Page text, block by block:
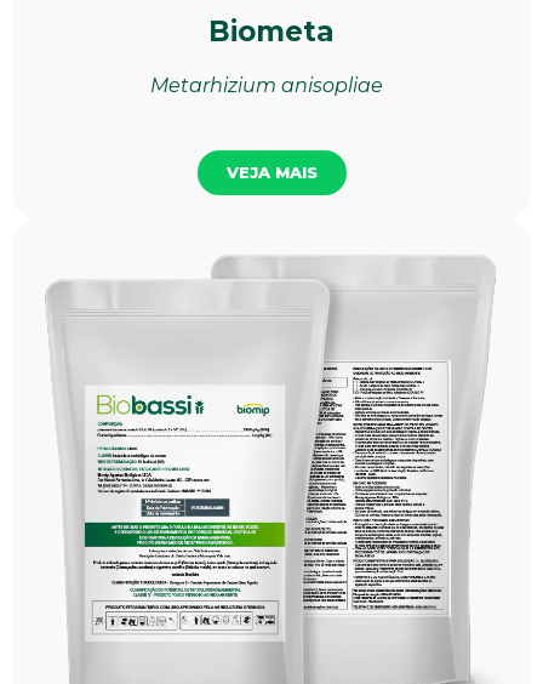
Biometa
Metarhizium anisopliae
VEJA MAIS